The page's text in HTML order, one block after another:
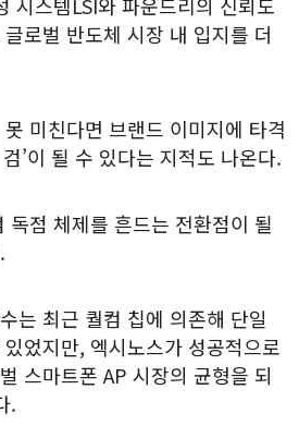
로벌 반도체 시장 내 입지를 더
미친다면 브랜드 이미지에 타격
’이 될 수 있다는 지적도 나온다.
독점 체제를 흔드는 전환점이 될
는 최근 퀄컴 칩에 의존해 단일
었지만, 엑시노스가 성공적으로
스마트폰 AP 시장의 균형을 되
.